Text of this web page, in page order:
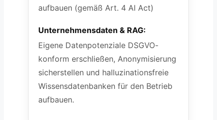
aufbauen (gemäß Art. 4 AI Act)
Unternehmensdaten & RAG:
Eigene Datenpotenziale DSGVO-
konform erschließen, Anonymisierung
sicherstellen und halluzinationsfreie
Wissensdatenbanken für den Betrieb
aufbauen.